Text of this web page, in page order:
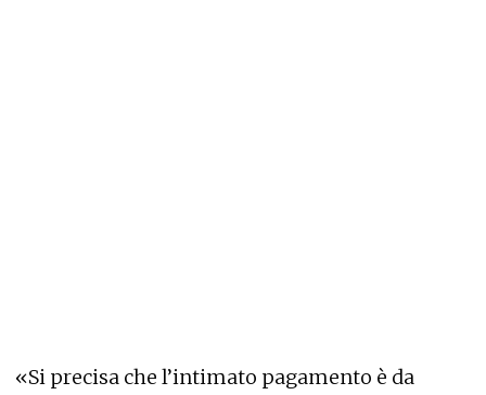
«Si precisa che l’intimato pagamento è da